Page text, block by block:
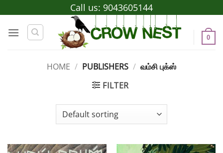
to
content
Call us: 9043605144
0
HOME / PUBLISHERS / வம்சி புக்ஸ்
FILTER